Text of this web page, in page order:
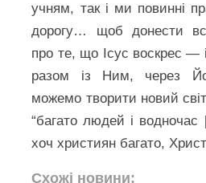
учням, так і ми повинні
дорогу… щоб донести
про те, що Ісус воскрес —
разом із Ним, через
можемо творити новий
“багато людей і
хоч християн багато,
Схожі новини: